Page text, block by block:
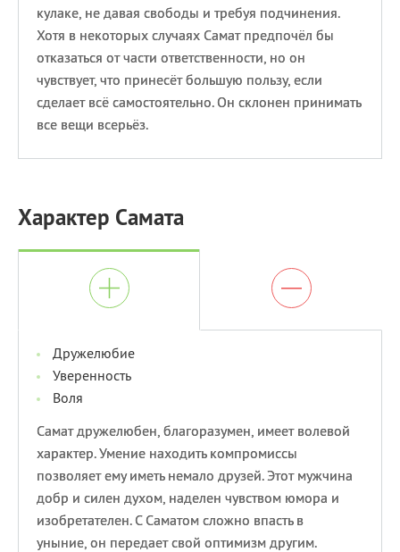
кулаке, не давая свободы и требуя подчинения.
Хотя в некоторых случаях Самат предпочёл бы
отказаться от части ответственности, но он
чувствует, что принесёт большую пользу, если
сделает всё самостоятельно. Он склонен принимать
все вещи всерьёз.
Характер Самата
Дружелюбие
Уверенность
Воля
Самат дружелюбен, благоразумен, имеет волевой
характер. Умение находить компромиссы
позволяет ему иметь немало друзей. Этот мужчина
добр и силен духом, наделен чувством юмора и
изобретателен. С Саматом сложно впасть в
уныние, он передает свой оптимизм другим.